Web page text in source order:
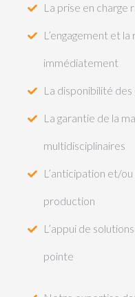
La prise en
L’engagement et
immédiatement
La disponibilité
La garantie de la
multidisciplinaires
L’anticipation et/
production
L’appui de
pointe